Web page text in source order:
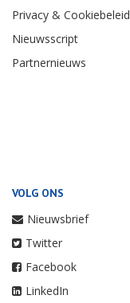
Privacy & Cookiebeleid
Nieuwsscript
Partnernieuws
VOLG ONS
Nieuwsbrief
Twitter
Facebook
LinkedIn